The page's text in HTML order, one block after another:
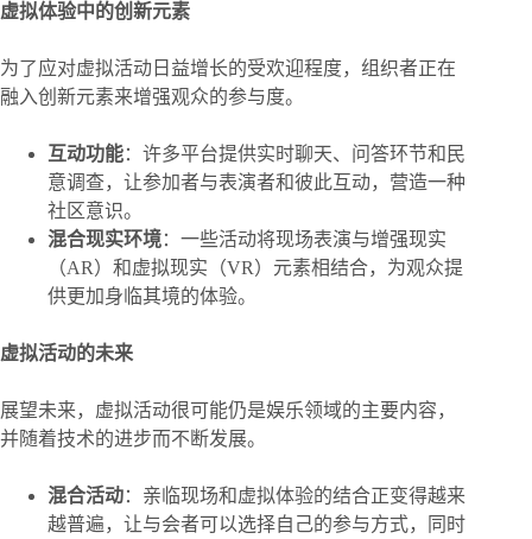
虚拟体验中的创新元素
为了应对虚拟活动日益增长的受欢迎程度，组织者正在
融入创新元素来增强观众的参与度。
互动功能：许多平台提供实时聊天、问答环节和民
意调查，让参加者与表演者和彼此互动，营造一种
社区意识。
混合现实环境：一些活动将现场表演与增强现实
（AR）和虚拟现实（VR）元素相结合，为观众提
供更加身临其境的体验。
虚拟活动的未来
展望未来，虚拟活动很可能仍是娱乐领域的主要内容，
并随着技术的进步而不断发展。
混合活动：亲临现场和虚拟体验的结合正变得越来
越普遍，让与会者可以选择自己的参与方式，同时